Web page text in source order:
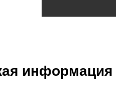
информация